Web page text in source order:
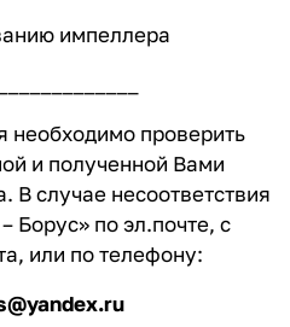
импеллера
необходимо проверить
и полученной Вами
В случае несоответствия
по эл.почте, с
или по телефону: